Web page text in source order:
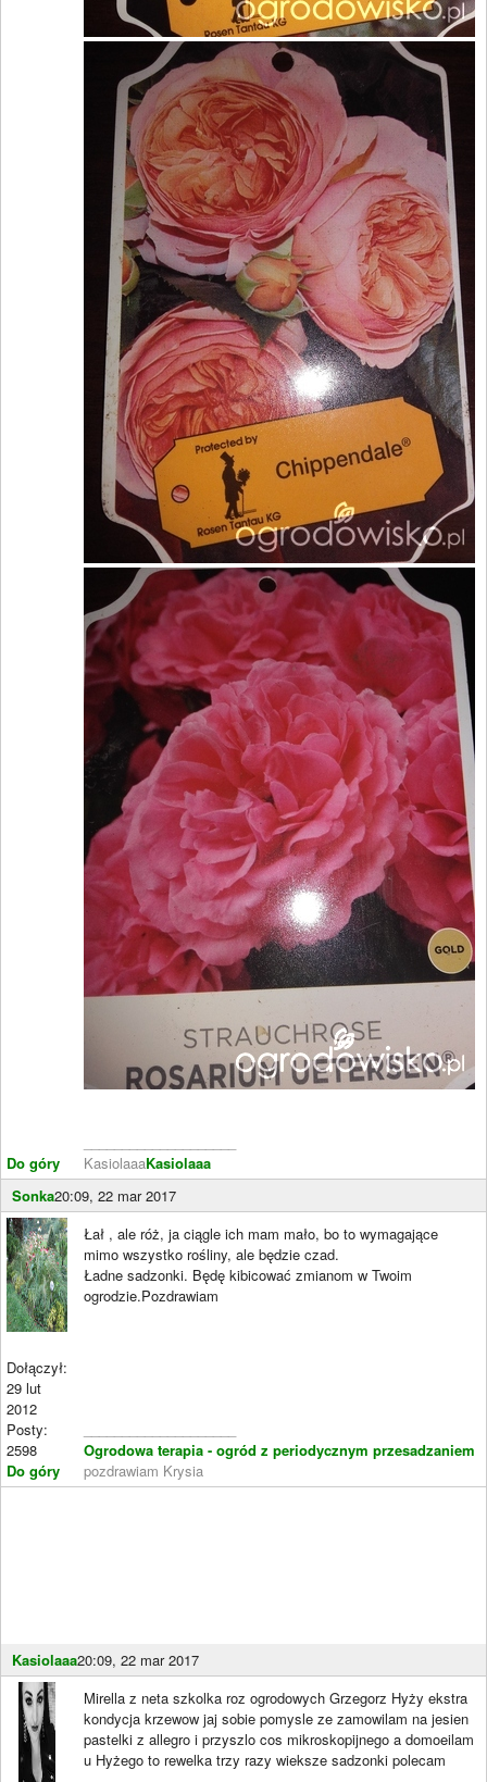
Do góry
KasiolaaaKasiolaaa
Sonka20:09, 22 mar 2017
Dołączył:
29 lut
2012
Posty:
2598
Do góry
Łał , ale róż, ja ciągle ich mam mało, bo to wymagające
mimo wszystko rośliny, ale będzie czad.
Ładne sadzonki. Będę kibicować zmianom w Twoim
ogrodzie.Pozdrawiam
Ogrodowa terapia - ogród z periodycznym przesadzaniem
pozdrawiam Krysia
Kasiolaaa20:09, 22 mar 2017
Mirella z neta szkolka roz ogrodowych Grzegorz Hyży ekstra
kondycja krzewow jaj sobie pomysle ze zamowilam na jesien
pastelki z allegro i przyszlo cos mikroskopijnego a domoeilam
u Hyżego to rewelka trzy razy wieksze sadzonki polecam